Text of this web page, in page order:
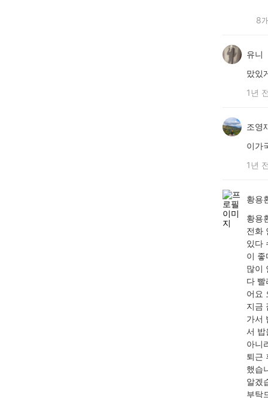
8
유니
맜있
1년
조영
이가
1년
황용
황용
전화
있다
이
많이
다
어요
지금
가서
서 밥
아니
퇴근
했습
알겠
부탁